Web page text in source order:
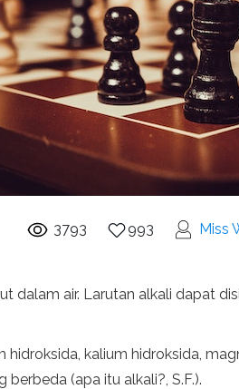
3793 993 Miss
dalam air. Larutan alkali dapat
kalium hidroksida,
(apa itu alkali?, S.F.).